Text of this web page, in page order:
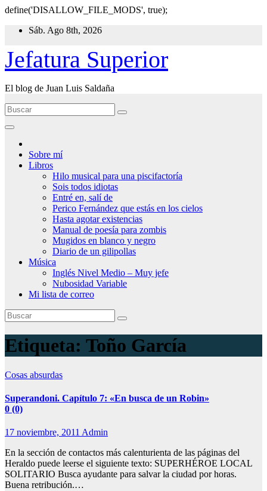
define('DISALLOW_FILE_MODS', true);
contenido
Sáb. Ago 8th, 2026
Jefatura Superior
El blog de Juan Luis Saldaña
Sobre mí
Libros
Hilo musical para una piscifactoría
Sois todos idiotas
Entré en, salí de
Perico Fernández que estás en los cielos
Hasta agotar existencias
Manual de poesía para zombis
Mugidos en blanco y negro
Diario de un gilipollas
Música
Inglés Nivel Medio – Muy jefe
Nubosidad Variable
Mi lista de correo
Etiqueta: Toño García
Cosas absurdas
Superandoni. Capítulo 7: «En busca de un Robin»
0 (0)
17 noviembre, 2011 Admin
En la sección de contactos más calenturienta de las páginas del
Heraldo puede leerse el siguiente texto: SUPERHÉROE LOCAL
SOLITARIO Busca ayudante para salvar la ciudad por horas.
Buena retribución.…